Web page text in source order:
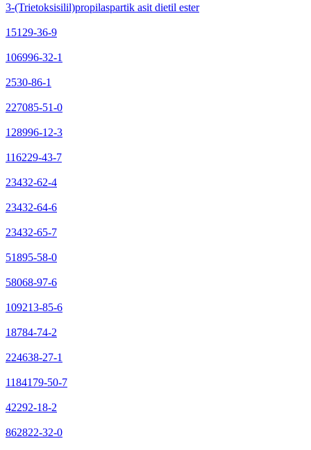
3-(Trietoksisilil)propilaspartik asit dietil ester
15129-36-9
106996-32-1
2530-86-1
227085-51-0
128996-12-3
116229-43-7
23432-62-4
23432-64-6
23432-65-7
51895-58-0
58068-97-6
109213-85-6
18784-74-2
224638-27-1
1184179-50-7
42292-18-2
862822-32-0